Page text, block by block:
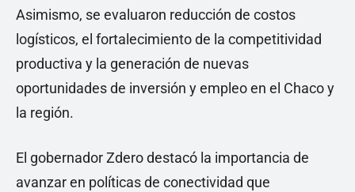
Asimismo, se evaluaron reducción de costos
logísticos, el fortalecimiento de la competitividad
productiva y la generación de nuevas
oportunidades de inversión y empleo en el Chaco y
la región.
El gobernador Zdero destacó la importancia de
avanzar en políticas de conectividad que